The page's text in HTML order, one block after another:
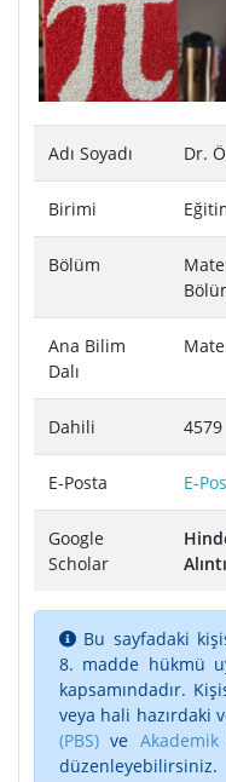
Adı Soyadı Dr.
Birimi
Bölüm
Ana Bilim
Dalı
Dahili 4579
E-Posta E-
Google
Scholar
Bu sayfadaki
8. madde hükmü
kapsamındadır.
veya hali hazırdaki
(PBS) ve
düzenleyebilirsiniz.